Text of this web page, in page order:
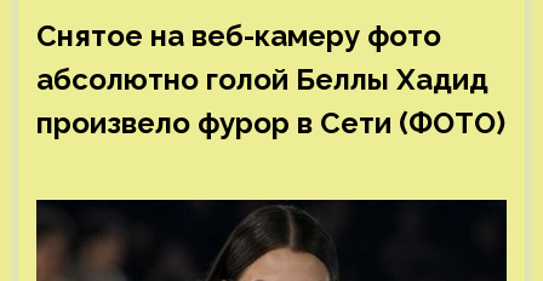
Снятое на веб-камеру фото
абсолютно голой Беллы Хадид
произвело фурор в Сети (ФОТО)